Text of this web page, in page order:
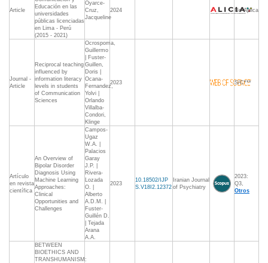
Article
Educación en las
universidades
públicas licenciadas
en Lima - Perú
(2015 - 2021)
Oyarce-
Cruz,
Jacqueline
2024 No Aplica
Journal -
Article
Reciprocal teaching
influenced by
information literacy
levels in students
of Communication
Sciences
Ocrospoma,
Guillermo
| Fuster-
Guillen,
Doris |
Ocana-
Fernandez,
Yolvi |
Orlando
Villalba-
Condori,
Klinge
2023 S/C***
Artículo
en revista
científica
An Overview of
Bipolar Disorder
Diagnosis Using
Machine Learning
Approaches:
Clinical
Opportunities and
Challenges
Campos-
Ugaz
W.A. |
Palacios
Garay
J.P. |
Rivera-
Lozada
O. |
Alberto
A.D.M. |
Fuster-
Guillén D.
| Tejada
Arana
A.A.
2023
10.18502/IJP
S.V18I2.12372
Iranian Journal
of Psychiatry
2023:
Q3,
Otros
BETWEEN
BIOETHICS AND
TRANSHUMANISM: